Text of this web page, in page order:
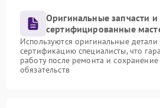
Оригинальные запчасти и
сертифицированные
Используются оригинальные
сертификацию специалисты, что
работу после ремонта и
обязательств